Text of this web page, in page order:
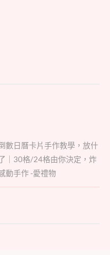
數日曆卡片手作教學，放什
｜30格/24格由你決定，炸
動手作 -愛禮物